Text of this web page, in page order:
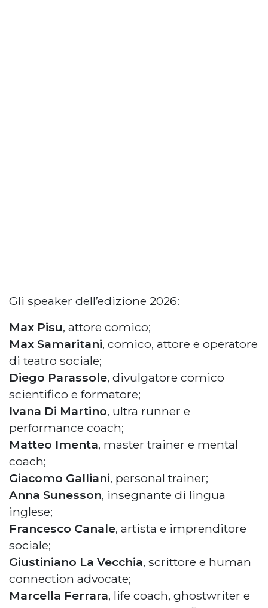
Gli speaker dell’edizione 2026:
Max Pisu, attore comico;
Max Samaritani, comico, attore e operatore
di teatro sociale;
Diego Parassole, divulgatore comico
scientifico e formatore;
Ivana Di Martino, ultra runner e
performance coach;
Matteo Imenta, master trainer e mental
coach;
Giacomo Galliani, personal trainer;
Anna Sunesson, insegnante di lingua
inglese;
Francesco Canale, artista e imprenditore
sociale;
Giustiniano La Vecchia, scrittore e human
connection advocate;
Marcella Ferrara, life coach, ghostwriter e